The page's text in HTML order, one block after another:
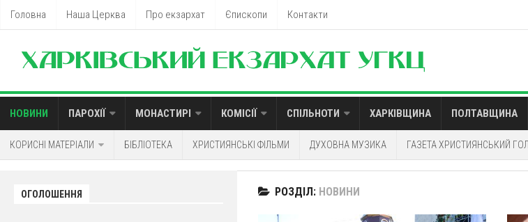
Головна Наша Церква Про екзархат Єпископи Контакти
НОВИНИ ПАРОХІЇ МОНАСТИРІ КОМІСІЇ СПІЛЬНОТИ ХАРКІВЩИНА ПОЛТАВЩИНА
КОРИСНІ МАТЕРІАЛИ БІБЛІОТЕКА ХРИСТИЯНСЬКІ ФІЛЬМИ ДУХОВНА МУЗИКА ГАЗЕТА ХРИСТИЯНСЬКИЙ
РОЗДІЛ: НОВИНИ
ОГОЛОШЕННЯ